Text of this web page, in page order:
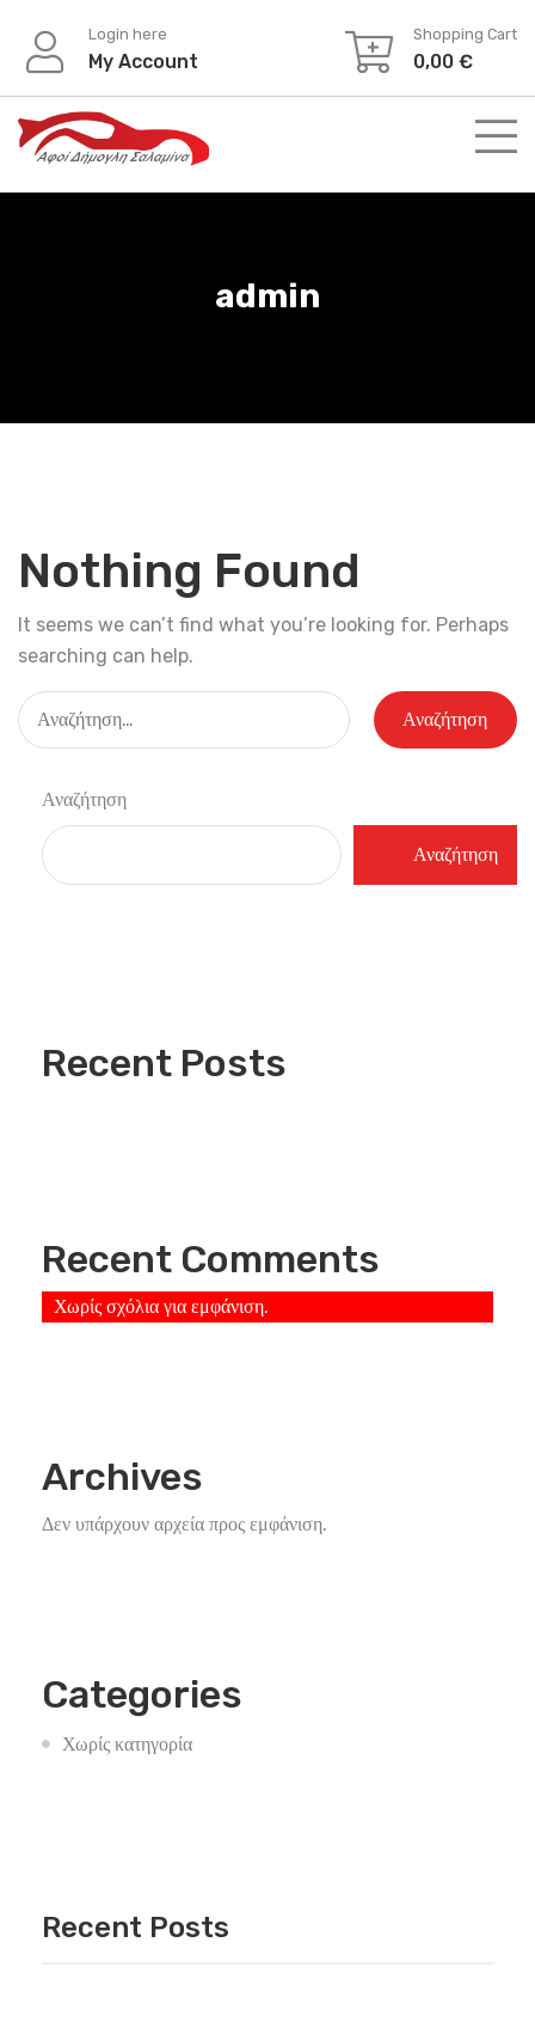
content
Login here
My Account
Shopping Cart
0,00 €
admin
Nothing Found
It seems we can’t find what you’re looking for. Perhaps
searching can help.
Αναζήτηση
για:
Αναζήτηση
Αναζήτηση
Recent Posts
Recent Comments
Χωρίς σχόλια για εμφάνιση.
Archives
Δεν υπάρχουν αρχεία προς εμφάνιση.
Categories
Χωρίς κατηγορία
Recent Posts